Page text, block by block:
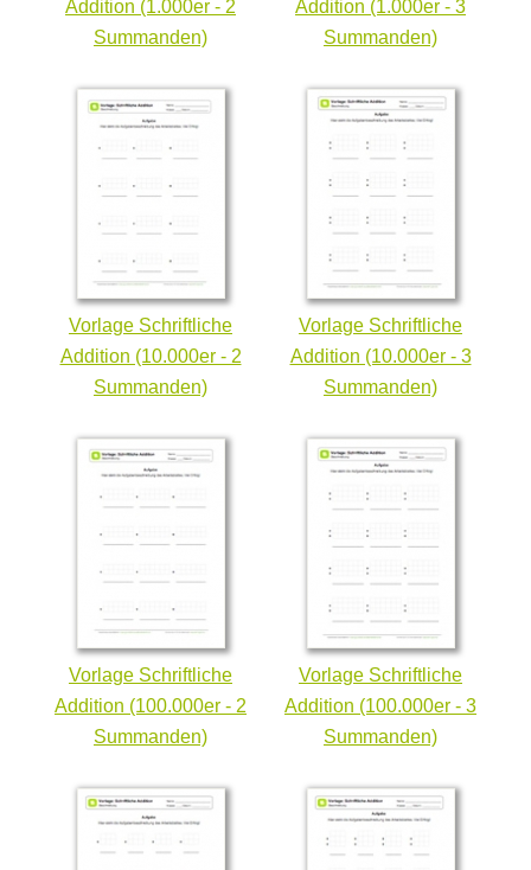
Addition (1.000er - 2
Summanden)
Addition (1.000er - 3
Summanden)
Vorlage Schriftliche
Addition (10.000er - 2
Summanden)
Vorlage Schriftliche
Addition (10.000er - 3
Summanden)
Vorlage Schriftliche
Addition (100.000er - 2
Summanden)
Vorlage Schriftliche
Addition (100.000er - 3
Summanden)